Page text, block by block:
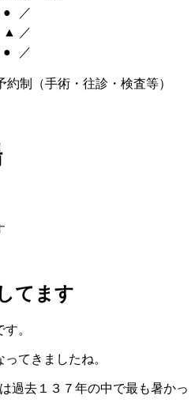
●
／
▲
／
● ／
制（手術・往診・検査等）
てます
。
てきましたね。
過去１３７年の中で最も暑かっ